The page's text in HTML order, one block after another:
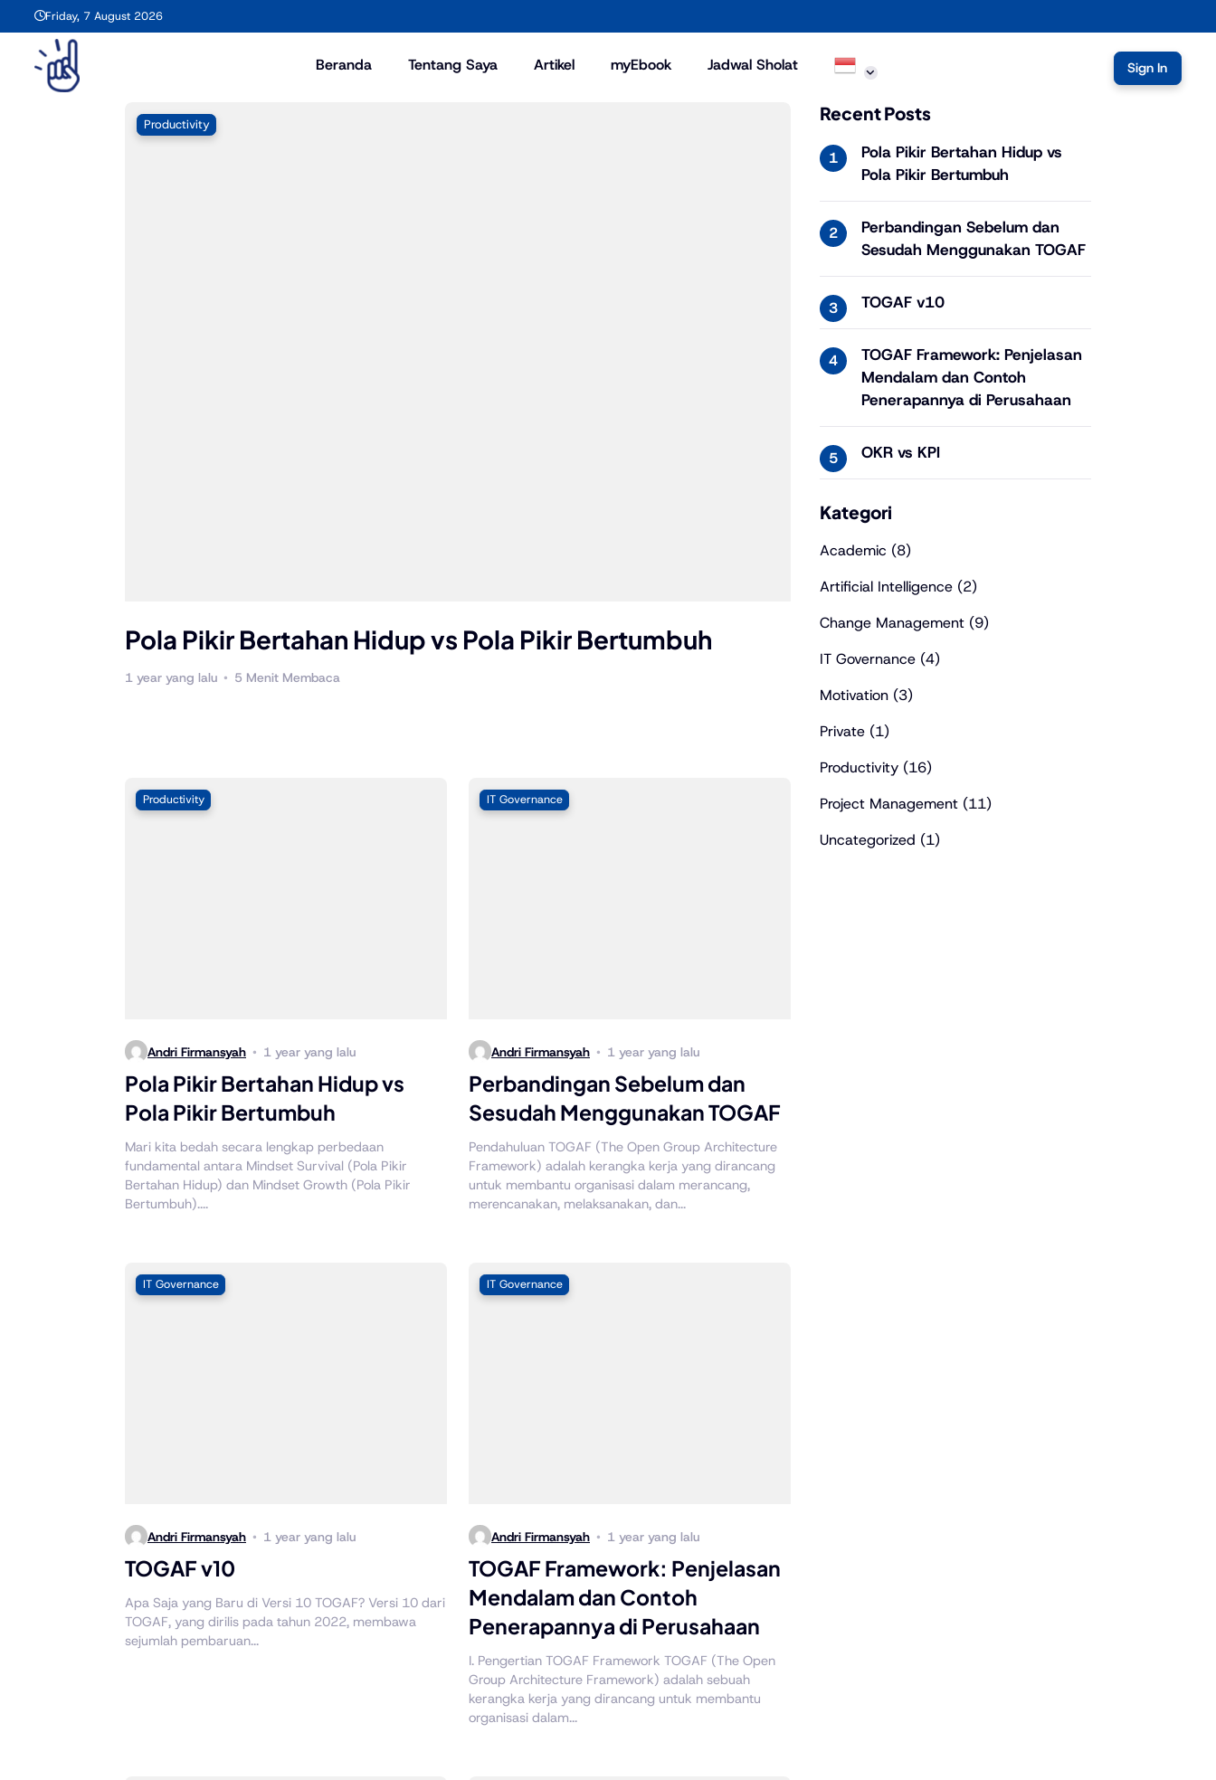
Friday, 7 August 2026
Beranda Tentang Saya Artikel myEbook Jadwal Sholat Sign In
Productivity
Pola Pikir Bertahan Hidup vs Pola Pikir Bertumbuh
1 year yang lalu 5 Menit Membaca
IT Governance
Perbandingan Sebelum dan
TOGAF
Productivity
Andri Firmansyah 1 year yang lalu
Pola Pikir Bertahan Hidup vs
Pola Pikir Bertumbuh
Mari kita bedah secara lengkap perbedaan
fundamental antara Mindset Survival (Pola Pikir
Bertahan Hidup) dan Mindset Growth (Pola Pikir
Bertumbuh)....
IT Governance
Andri Firmansyah 1 year yang lalu
Perbandingan Sebelum dan
Sesudah Menggunakan TOGAF
Pendahuluan TOGAF (The Open Group Architecture
Framework) adalah kerangka kerja yang dirancang
untuk membantu organisasi dalam merancang,
merencanakan, melaksanakan, dan...
IT Governance
Andri Firmansyah 1 year yang lalu
TOGAF v10
Apa Saja yang Baru di Versi 10 TOGAF? Versi 10 dari
TOGAF, yang dirilis pada tahun 2022, membawa
sejumlah pembaruan...
IT Governance
Andri Firmansyah 1 year yang lalu
TOGAF Framework: Penjelasan
Mendalam dan Contoh
Penerapannya di Perusahaan
I. Pengertian TOGAF Framework TOGAF (The Open
Group Architecture Framework) adalah sebuah
kerangka kerja yang dirancang untuk membantu
organisasi dalam...
Recent Posts
Pola Pikir Bertahan Hidup vs
Pola Pikir Bertumbuh
Perbandingan Sebelum dan
Sesudah Menggunakan TOGAF
TOGAF v10
TOGAF Framework: Penjelasan
Mendalam dan Contoh
Penerapannya di Perusahaan
OKR vs KPI
Kategori
Academic (8)
Artificial Intelligence (2)
Change Management (9)
IT Governance (4)
Motivation (3)
Private (1)
Productivity (16)
Project Management (11)
Uncategorized (1)